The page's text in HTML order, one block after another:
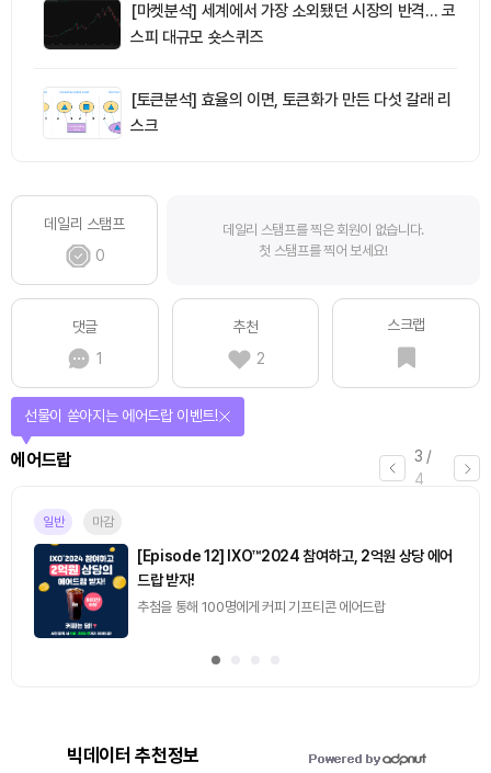
[마켓분석] 세계에서 가장 소외됐던 시장의 반격… 코
스피 대규모 숏스퀴즈
[토큰분석] 효율의 이면, 토큰화가 만든 다섯 갈래 리
스크
데일리 스탬프
0
데일리 스탬프를 찍은 회원이 없습니다.
첫 스탬프를 찍어 보세요!
댓글
1
추천
2
스크랩
4 /
4
퀴즈
퀴즈풀고 선물 받자!
마감
[토큰포스트] 기사 퀴즈 658회차
2026.08.07 (금) ~ 2026.08.08 (토)
빅데이터 추천정보